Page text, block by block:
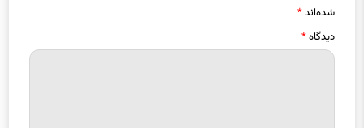
شده‌اند*
دیدگاه*